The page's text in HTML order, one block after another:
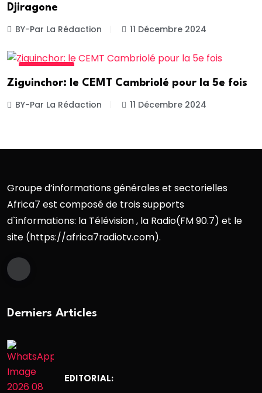
Djiragone
BY-Par La Rédaction 11 Décembre 2024
EDUCATION
Ziguinchor: le CEMT Cambriolé pour la 5e fois
BY-Par La Rédaction 11 Décembre 2024
Groupe d’informations générales et sectorielles
Africa7 est composé de trois supports
d`informations: la Télévision , la Radio(FM 90.7) et le
site (https://africa7radiotv.com).
Derniers Articles
EDITORIAL: